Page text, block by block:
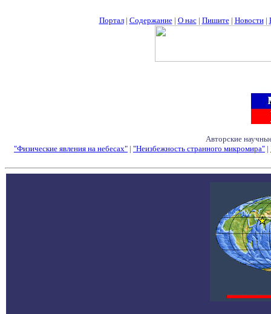
Портал| Содержание| О нас| Пишите| Новости|
Авторские
"Физические явления на небесах" | "Неизбежность странного микромира" |